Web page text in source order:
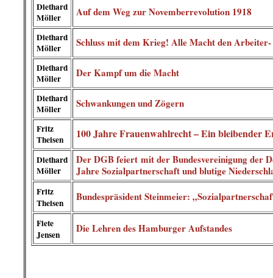
Diethard
Möller
Auf dem Weg zur Novemberrevolution 1918
Diethard
Möller
Schluss mit dem Krieg! Alle Macht den
Diethard
Möller
Der Kampf um die Macht
Diethard
Möller
Schwankungen und Zögern
Fritz
Theisen
100 Jahre Frauenwahlrecht – Ein bleibender
Diethard
Möller
Der DGB feiert mit der Bundesvereinigung der
Jahre Sozialpartnerschaft und blutige
Fritz
Theisen
Bundespräsident Steinmeier:
Fiete
Jensen
Die Lehren des Hamburger Aufstandes